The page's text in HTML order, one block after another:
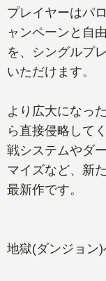
プレイヤーはパ
ャンペーンと自
を、シングルプ
いただけます。
より広大になっ
ら直接侵略して
戦システムやダ
マイズなど、新
最新作です。
地獄(ダンジョン